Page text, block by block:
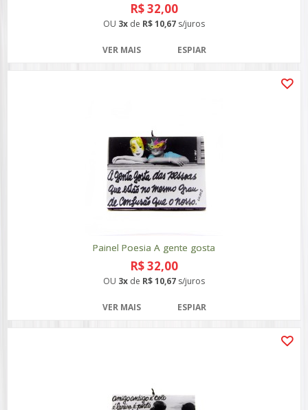
R$ 32,00
OU 3x de R$ 10,67 s/juros
VER MAIS ESPIAR
Painel Poesia A gente gosta
R$ 32,00
OU 3x de R$ 10,67 s/juros
VER MAIS ESPIAR